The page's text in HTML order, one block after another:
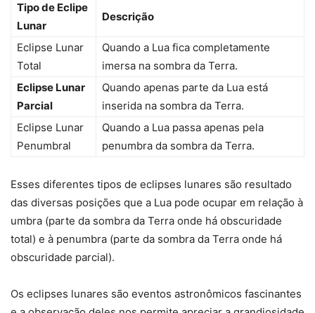
Tipo de Eclipe
Lunar
Descrição
Eclipse Lunar
Total
Quando a Lua fica completamente
imersa na sombra da Terra.
Eclipse Lunar
Parcial
Quando apenas parte da Lua está
inserida na sombra da Terra.
Eclipse Lunar
Penumbral
Quando a Lua passa apenas pela
penumbra da sombra da Terra.
Esses diferentes tipos de eclipses lunares são resultado
das diversas posições que a Lua pode ocupar em relação à
umbra (parte da sombra da Terra onde há obscuridade
total) e à penumbra (parte da sombra da Terra onde há
obscuridade parcial).
Os eclipses lunares são eventos astronômicos fascinantes